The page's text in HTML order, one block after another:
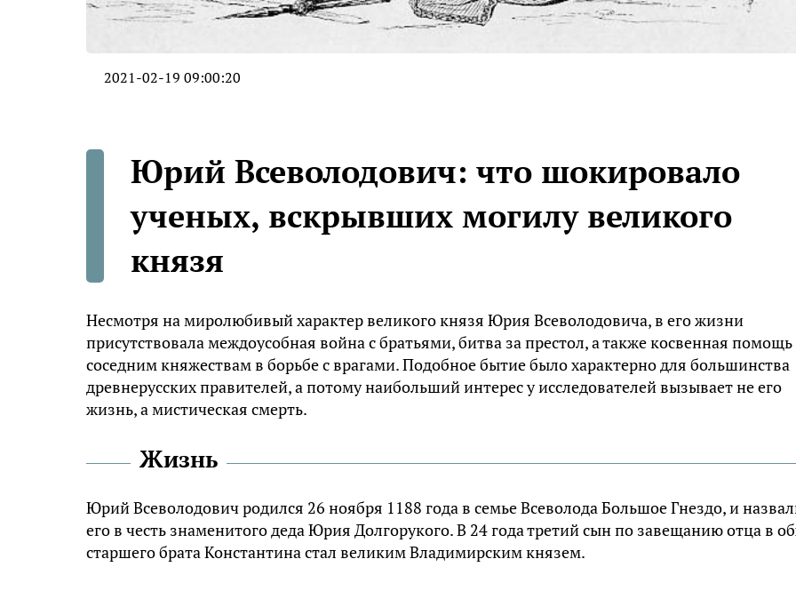
2021-02-19 09:00:20
Юрий Всеволодович: что шокировало
ученых, вскрывших могилу великого
князя
Несмотря на миролюбивый характер великого князя Юрия Всеволодовича, в его жизни
присутствовала междоусобная война с братьями, битва за престол, а также косвенная помощь
соседним княжествам в борьбе с врагами. Подобное бытие было характерно для большинства
древнерусских правителей, а потому наибольший интерес у исследователей вызывает не его
жизнь, а мистическая смерть.
Жизнь
Юрий Всеволодович родился 26 ноября 1188 года в семье Всеволода Большое Гнездо, и
его в честь знаменитого деда Юрия Долгорукого. В 24 года третий сын по завещанию отца в
старшего брата Константина стал великим Владимирским князем.